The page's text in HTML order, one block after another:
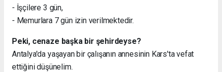
- İşçilere 3 gün,
- Memurlara 7 gün izin verilmektedir.
Peki, cenaze başka bir şehirdeyse?
Antalya'da yaşayan bir çalışanın annesinin Kars'ta vefat
ettiğini düşünelim.